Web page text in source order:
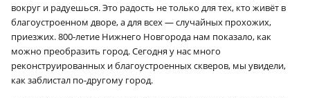
вокруг и радуешься. Это радость не только для тех, кто живёт в
благоустроенном дворе, а для всех — случайных прохожих,
приезжих. 800-летие Нижнего Новгорода нам показало, как
можно преобразить город. Сегодня у нас много
реконструированных и благоустроенных скверов, мы увидели,
как заблистал по-другому город.